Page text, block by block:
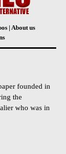
| About us
founded in
the
who was in